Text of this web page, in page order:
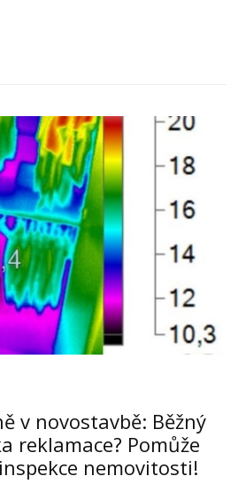
v novostavbě: Běžný
reklamace? Pomůže
nemovitosti!